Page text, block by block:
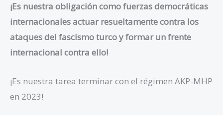
¡Es nuestra obligación como fuerzas democráticas
internacionales actuar resueltamente contra los
ataques del fascismo turco y formar un frente
internacional contra ello!
¡Es nuestra tarea terminar con el régimen AKP-MHP
en 2023!